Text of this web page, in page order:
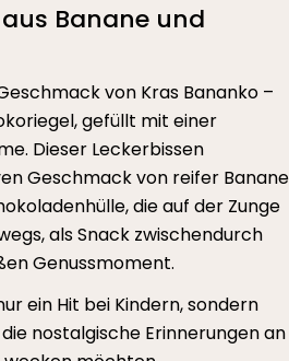
Banane und
von Kras Bananko –
gefüllt mit einer
Dieser Leckerbissen
Geschmack von reifer Banane
die auf der Zunge
als Snack zwischendurch
Genussmoment.
ein Hit bei Kindern, sondern
nostalgische Erinnerungen an